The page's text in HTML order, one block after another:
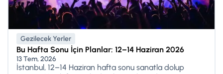
Gezilecek Yerler
Bu Hafta Sonu İçin Planlar: 12–14 Haziran 2026
13 Tem, 2026
İstanbul, 12–14 Haziran hafta sonu sanatla dolup